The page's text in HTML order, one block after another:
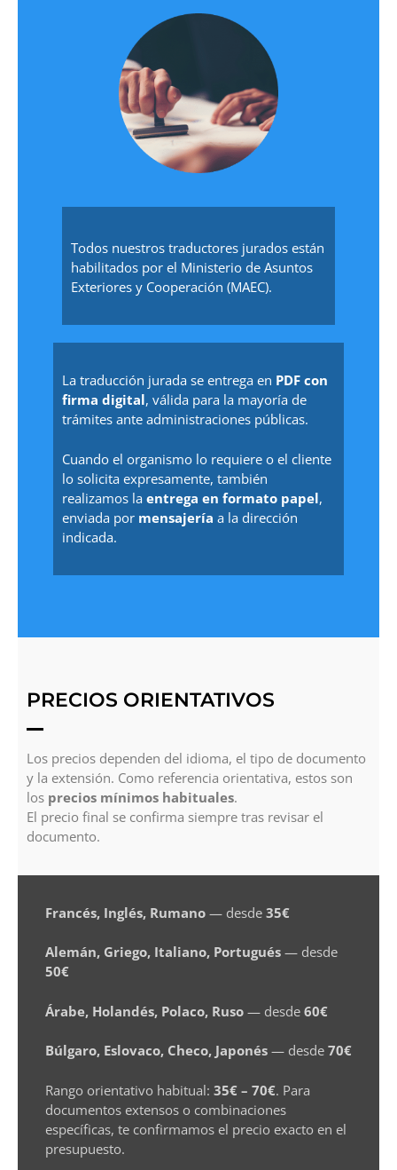
Todos nuestros traductores jurados están
habilitados por el Ministerio de Asuntos
Exteriores y Cooperación (MAEC).
La traducción jurada se entrega en PDF con
firma digital, válida para la mayoría de
trámites ante administraciones públicas.
Cuando el organismo lo requiere o el cliente
lo solicita expresamente, también
realizamos la entrega en formato papel,
enviada por mensajería a la dirección
indicada.
PRECIOS ORIENTATIVOS
Los precios dependen del idioma, el tipo de documento
y la extensión. Como referencia orientativa, estos son
los precios mínimos habituales.
El precio final se confirma siempre tras revisar el
documento.
Francés, Inglés, Rumano — desde 35€
Alemán, Griego, Italiano, Portugués — desde
50€
Árabe, Holandés, Polaco, Ruso — desde 60€
Búlgaro, Eslovaco, Checo, Japonés — desde 70€
Rango orientativo habitual: 35€ – 70€. Para
documentos extensos o combinaciones
específicas, te confirmamos el precio exacto en el
presupuesto.